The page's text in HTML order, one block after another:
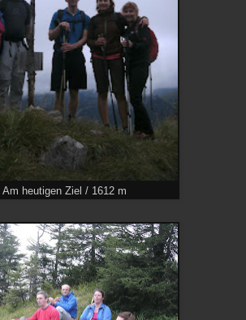
Am heutigen Ziel / 1612 m